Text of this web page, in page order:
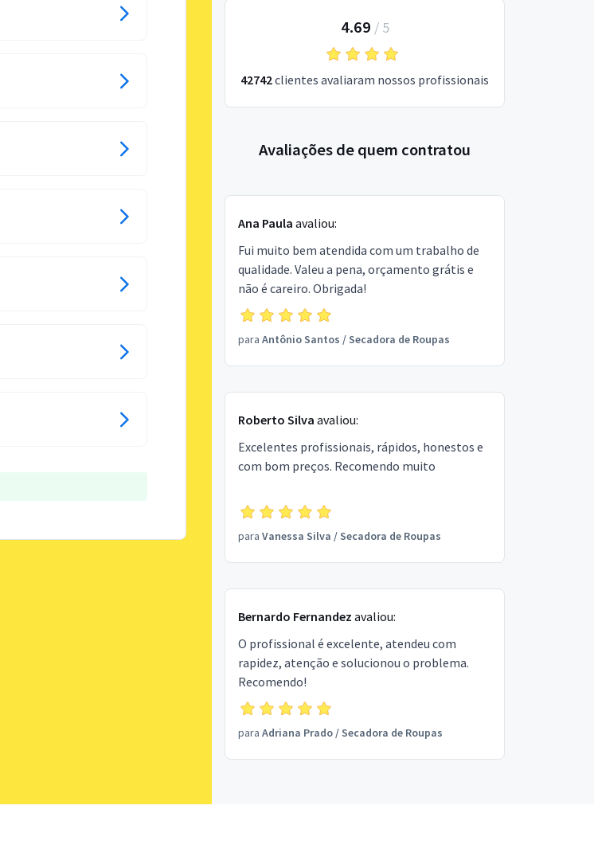
4.69 / 5
42742clientes avaliaram nossos profissionais
Avaliações de quem contratou
Ana Paula avaliou:
Fui muito bem atendida com um trabalho de
qualidade. Valeu a pena, orçamento grátis e
não é careiro. Obrigada!
para Antônio Santos /Secadora de Roupas
Roberto Silva avaliou:
Excelentes profissionais, rápidos, honestos e
com bom preços. Recomendo muito
para Vanessa Silva /Secadora de Roupas
Bernardo Fernandez avaliou:
O profissional é excelente, atendeu com
rapidez, atenção e solucionou o problema.
Recomendo!
para Adriana Prado/Secadora de Roupas